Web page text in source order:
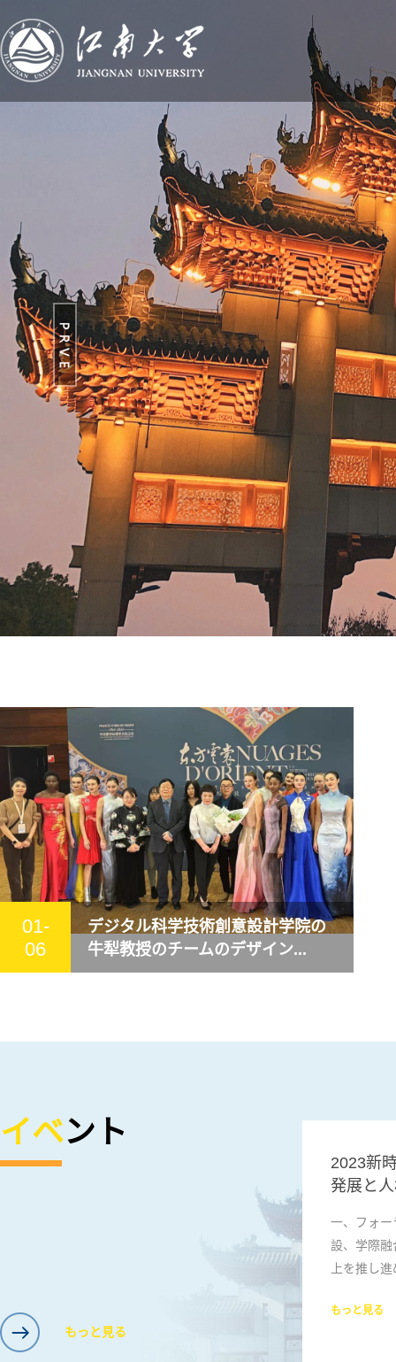
01-
06
デジタル科学技術創意設計学院の
牛犁教授のチームのデザイン...
イベント
もっと見る
2023新
発展と
一、フォー
設、学際融
上を推し
もっと見る